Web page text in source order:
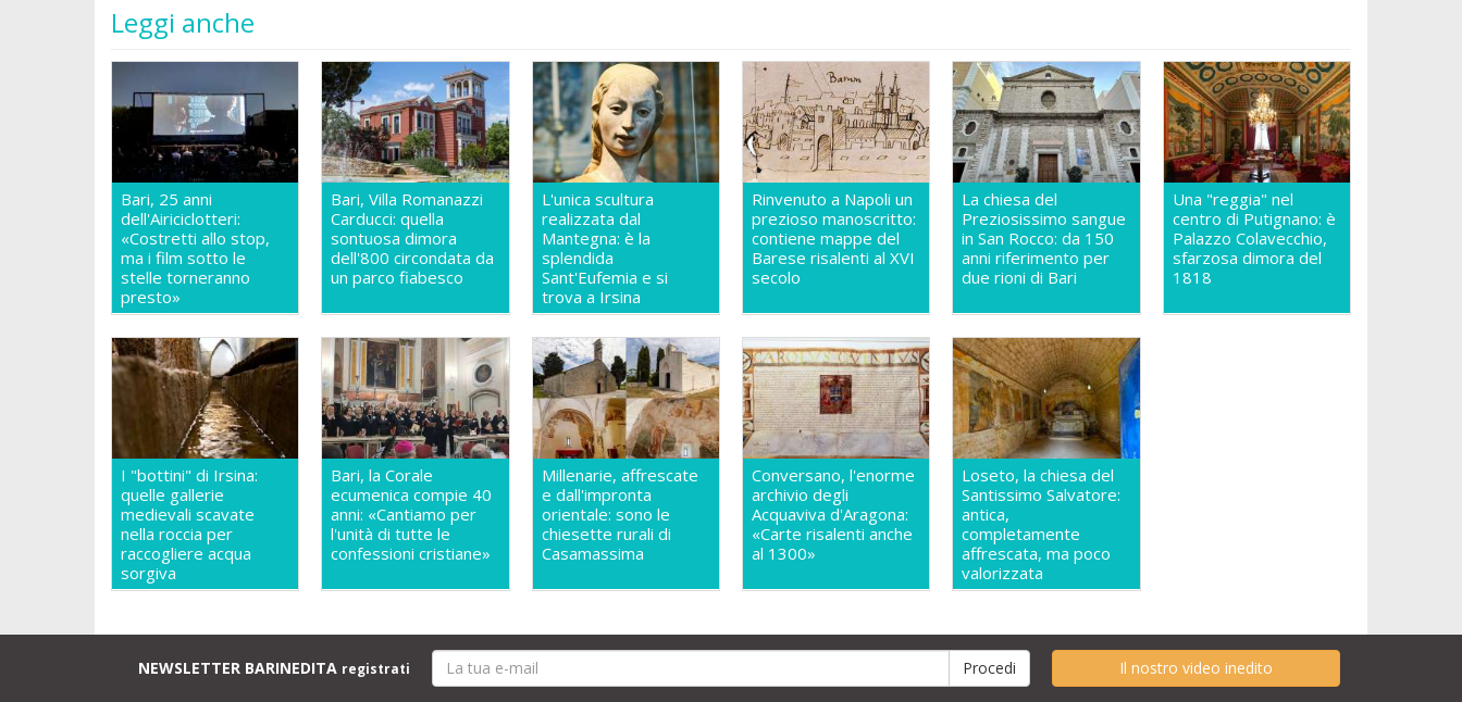
Leggi anche
Bari, 25 anni
dell'Airiciclotteri:
«Costretti allo stop,
ma i film sotto le
stelle torneranno
presto»
Bari, Villa Romanazzi
Carducci: quella
sontuosa dimora
dell'800 circondata da
un parco fiabesco
L'unica scultura
realizzata dal
Mantegna: è la
splendida
Sant'Eufemia e si
trova a Irsina
Rinvenuto a Napoli un
prezioso manoscritto:
contiene mappe del
Barese risalenti al XVI
secolo
La chiesa del
Preziosissimo sangue
in San Rocco: da 150
anni riferimento per
due rioni di Bari
Una "reggia" nel
centro di Putignano: è
Palazzo Colavecchio,
sfarzosa dimora del
1818
I "bottini" di Irsina:
quelle gallerie
medievali scavate
nella roccia per
raccogliere acqua
sorgiva
Bari, la Corale
ecumenica compie 40
anni: «Cantiamo per
l'unità di tutte le
confessioni cristiane»
Millenarie, affrescate
e dall'impronta
orientale: sono le
chiesette rurali di
Casamassima
Conversano, l'enorme
archivio degli
Acquaviva d'Aragona:
«Carte risalenti anche
al 1300»
Loseto, la chiesa del
Santissimo Salvatore:
antica,
completamente
affrescata, ma poco
valorizzata
NEWSLETTER BARINEDITA registrati Il nostro video inedito